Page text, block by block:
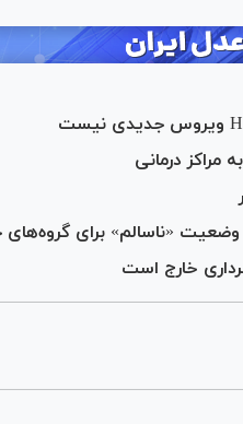
مراکز درمانی
خارج است